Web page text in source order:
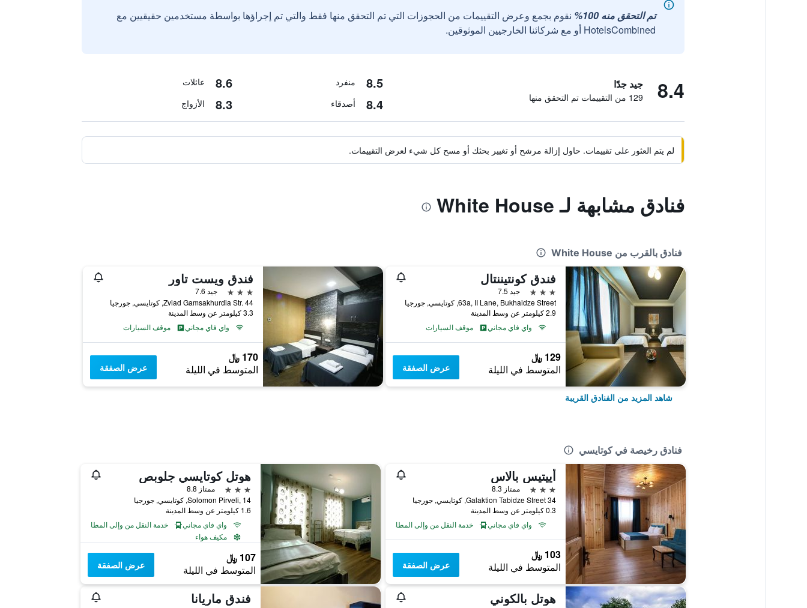
تم التحقق منه 100%
نقوم بجمع وعرض التقييمات من الحجوزات التي تم التحقق منها فقط والتي تم إجراؤها بواسطة مستخدمين حقيقيين مع
HotelsCombined أو مع شركائنا الخارجيين الموثوقين.
8.4 جيد جدًا
129 من التقييمات تم التحقق منها
8.5 منفرد 8.6 عائلات
8.4 أصدقاء 8.3 الأزواج
لم يتم العثور على تقييمات. حاول إزالة مرشح أو تغيير بحثك أو مسح كل شيء لعرض التقييمات.
فنادق مشابهة لـ White House
فنادق بالقرب من White House
فندق كونتيننتال
3 نجوم
جيد 7.5
63a, II Lane, Bukhaidze Street, كوتايسي, جورجيا
2.9 كيلومتر عن وسط المدينة
واي فاي مجاني
موقف السيارات
129 ﷼
المتوسط في الليلة عرض الصفقة
فندق ويست تاور
3 نجوم
جيد 7.6
Zviad Gamsakhurdia Str. 44, كوتايسي, جورجيا
3.3 كيلومتر عن وسط المدينة
واي فاي مجاني
موقف السيارات
170 ﷼
المتوسط في الليلة عرض الصفقة
شاهد المزيد من الفنادق القريبة
فنادق رخيصة في كوتايسي
أييتيس بالاس
3 نجوم
ممتاز 8.3
34 Galaktion Tabidze Street, كوتايسي, جورجيا
0.3 كيلومتر عن وسط المدينة
واي فاي مجاني
خدمة النقل من وإلى المطار
103 ﷼
المتوسط في الليلة عرض الصفقة
هوتل كوتايسي جلوبص
3 نجوم
ممتاز 8.8
Solomon Pirveli, 14, كوتايسي, جورجيا
1.6 كيلومتر عن وسط المدينة
واي فاي مجاني
خدمة النقل من وإلى المطار
مكيف هواء
107 ﷼
المتوسط في الليلة عرض الصفقة
هوتل بالكوني فندق ماريانا